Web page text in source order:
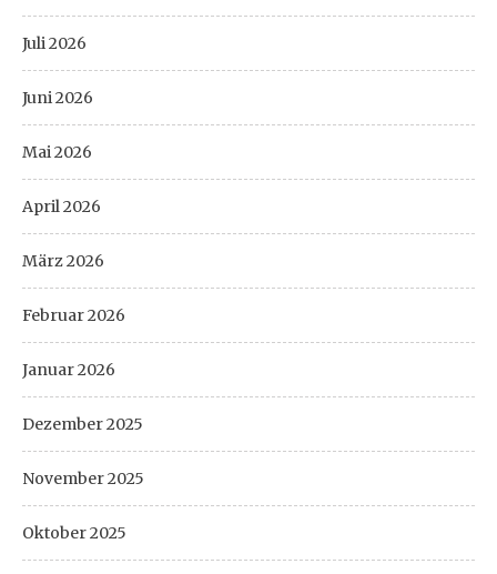
Juli 2026
Juni 2026
Mai 2026
April 2026
März 2026
Februar 2026
Januar 2026
Dezember 2025
November 2025
Oktober 2025